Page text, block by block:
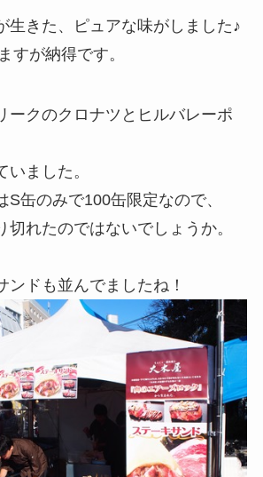
生きた、ピュアな味がしました♪
すが納得です。
ークのクロナツとヒルバレーポ
ました。
S缶のみで100缶限定なので、
切れたのではないでしょうか。
ンドも並んでましたね！